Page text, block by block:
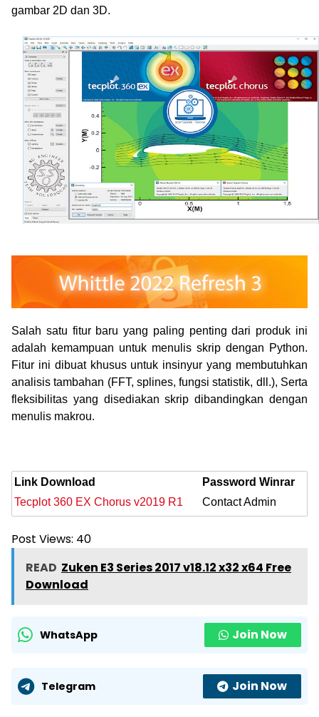
gambar 2D dan 3D.
Salah satu fitur baru yang paling penting dari produk ini
adalah kemampuan untuk menulis skrip dengan Python.
Fitur ini dibuat khusus untuk insinyur yang membutuhkan
analisis tambahan (FFT, splines, fungsi statistik, dll.), Serta
fleksibilitas yang disediakan skrip dibandingkan dengan
menulis makrou.
Link Download
Password Winrar
Tecplot 360 EX Chorus v2019 R1
Contact Admin
Post Views: 40
READ Zuken E3 Series 2017 v18.12 x32 x64 Free
Download
WhatsApp Join Now
Telegram Join Now